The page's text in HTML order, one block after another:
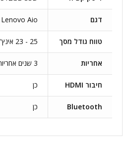
דגם Lenovo Aio
טווח גודל מסך 25 - 23 אינץ'
אחריות 3 שנים אחריות יצרן באתר הלקוח
חיבור HDMI כן
Bluetooth כן